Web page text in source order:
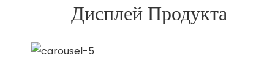
Дисплей Продукта